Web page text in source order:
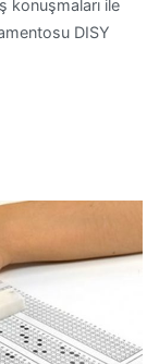
konuşmaları ile
DISY